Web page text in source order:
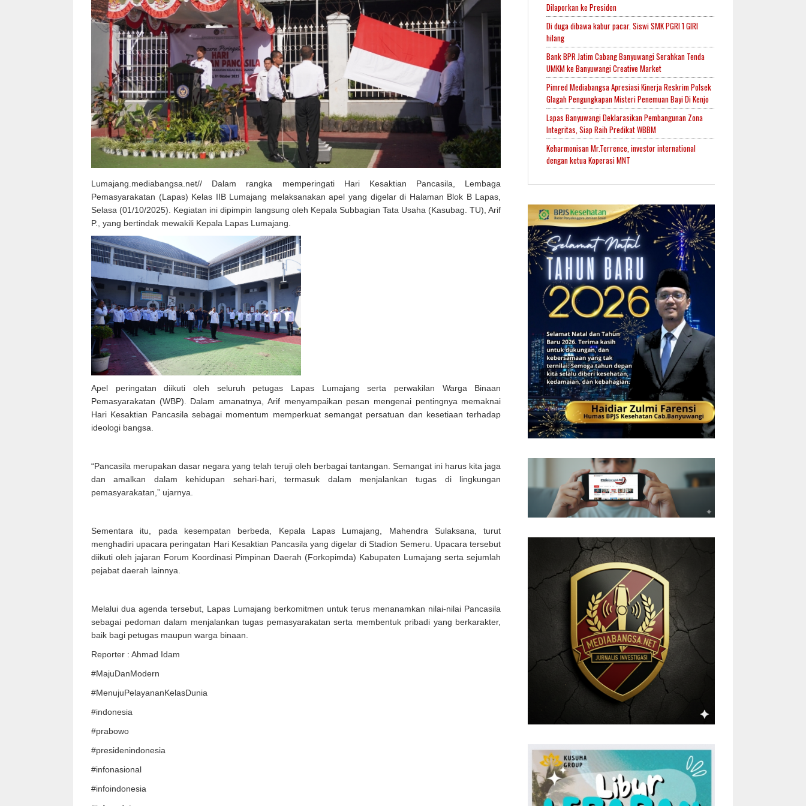
Lumajang.mediabangsa.net// Dalam rangka memperingati Hari Kesaktian Pancasila, Lembaga
Pemasyarakatan (Lapas) Kelas IIB Lumajang melaksanakan apel yang digelar di Halaman Blok B Lapas,
Selasa (01/10/2025). Kegiatan ini dipimpin langsung oleh Kepala Subbagian Tata Usaha (Kasubag. TU), Arif
P., yang bertindak mewakili Kepala Lapas Lumajang.
Apel peringatan diikuti oleh seluruh petugas Lapas Lumajang serta perwakilan Warga Binaan
Pemasyarakatan (WBP). Dalam amanatnya, Arif menyampaikan pesan mengenai pentingnya memaknai
Hari Kesaktian Pancasila sebagai momentum memperkuat semangat persatuan dan kesetiaan terhadap
ideologi bangsa.
“Pancasila merupakan dasar negara yang telah teruji oleh berbagai tantangan. Semangat ini harus kita jaga
dan amalkan dalam kehidupan sehari-hari, termasuk dalam menjalankan tugas di lingkungan
pemasyarakatan,” ujarnya.
Sementara itu, pada kesempatan berbeda, Kepala Lapas Lumajang, Mahendra Sulaksana, turut
menghadiri upacara peringatan Hari Kesaktian Pancasila yang digelar di Stadion Semeru. Upacara tersebut
diikuti oleh jajaran Forum Koordinasi Pimpinan Daerah (Forkopimda) Kabupaten Lumajang serta sejumlah
pejabat daerah lainnya.
Melalui dua agenda tersebut, Lapas Lumajang berkomitmen untuk terus menanamkan nilai-nilai Pancasila
sebagai pedoman dalam menjalankan tugas pemasyarakatan serta membentuk pribadi yang berkarakter,
baik bagi petugas maupun warga binaan.
Reporter : Ahmad Idam
#MajuDanModern
#MenujuPelayananKelasDunia
#indonesia
#prabowo
#presidenindonesia
#infonasional
#infoindonesia
Dilaporkan ke Presiden
Di duga dibawa kabur pacar. Siswi SMK PGRI 1 GIRI
hilang
Bank BPR Jatim Cabang Banyuwangi Serahkan Tenda
UMKM ke Banyuwangi Creative Market
Pimred Mediabangsa Apresiasi Kinerja Reskrim Polsek
Glagah Pengungkapan Misteri Penemuan Bayi Di Kenjo
Lapas Banyuwangi Deklarasikan Pembangunan Zona
Integritas, Siap Raih Predikat WBBM
Keharmonisan Mr.Terrence, investor international
dengan ketua Koperasi MNT